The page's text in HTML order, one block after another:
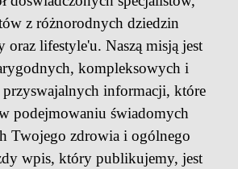
z różnorodnych dziedzin
lifestyle'u. Naszą misją jest
kompleksowych i
przyswajalnych informacji, które
podejmowaniu świadomych
Twojego zdrowia i ogólnego
wpis, który publikujemy, jest